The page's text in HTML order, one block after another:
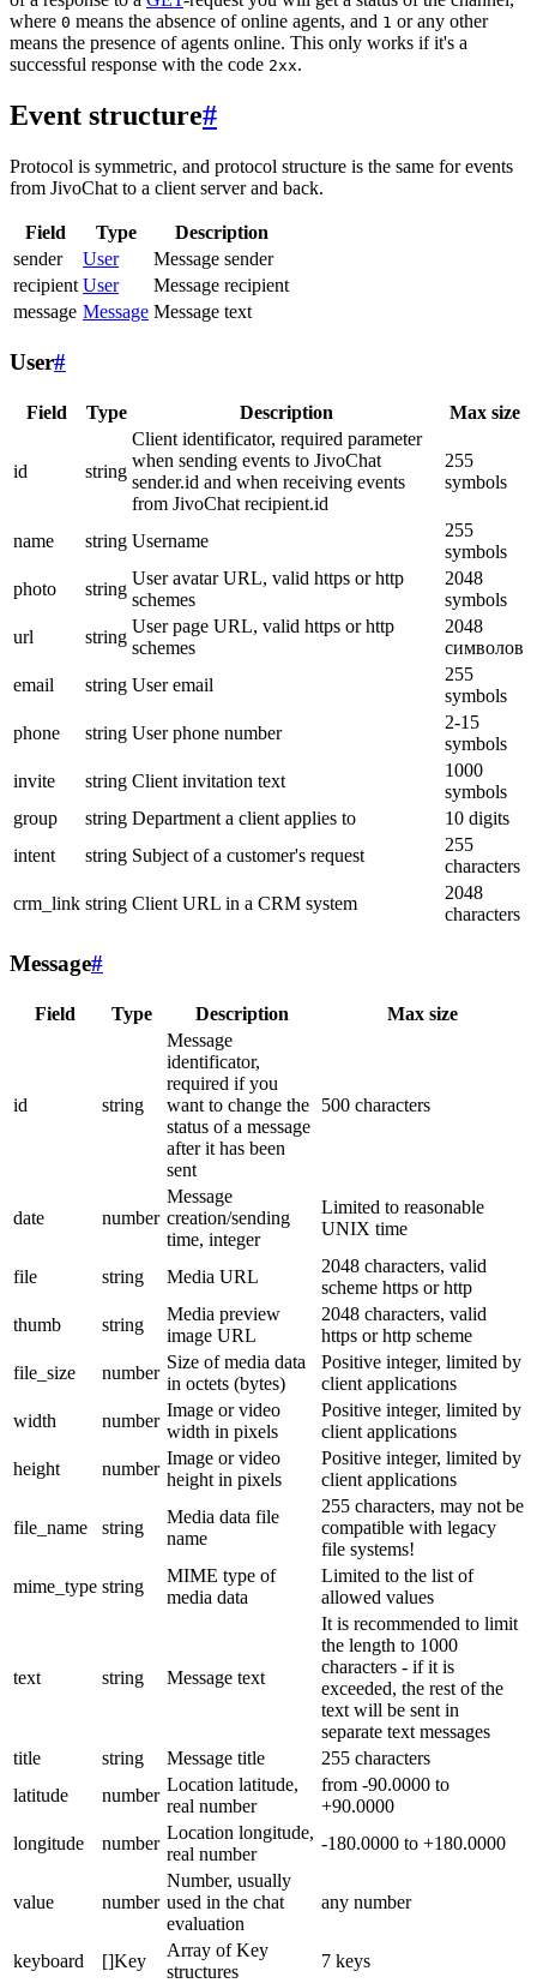
where 0 means the absence of online agents, and 1 or any other
means the presence of agents online. This only works if it's a
successful response with the code 2xx.
Event structure#
Protocol is symmetric, and protocol structure is the same for events
from JivoChat to a client server and back.
Field Type
Description
sender
User
Message sender
recipient User
Message recipient
message Message Message text
User#
Field Type Description Max size
id string
Client identificator, required parameter
when sending events to JivoChat
sender.id and when receiving events
from JivoChat recipient.id
255
symbols
name string Username
255
symbols
photo
string
User avatar URL, valid https or http
schemes
2048
symbols
url
string
User page URL, valid https or http
schemes
2048
символов
email
string User email
255
symbols
phone
string User phone number
2-15
symbols
invite
string Client invitation text
1000
symbols
group
string Department a client applies to
10 digits
intent
string Subject of a customer's request
255
characters
crm_link string Client URL in a CRM system
2048
characters
Message#
Field Type Description Max size
id string
Message
identificator,
required if you
want to change the
status of a message
after it has been
sent
500 characters
date number
Message
creation/sending
time, integer
Limited to reasonable
UNIX time
file string Media URL
2048 characters, valid
scheme https or http
thumb
string
Media preview
image URL
2048 characters, valid
https or http scheme
file_size
number
Size of media data
in octets (bytes)
Positive integer, limited by
client applications
width
number
Image or video
width in pixels
Positive integer, limited by
client applications
height
number
Image or video
height in pixels
Positive integer, limited by
client applications
file_name string
Media data file
name
255 characters, may not be
compatible with legacy
file systems!
mime_type string
MIME type of
media data
Limited to the list of
allowed values
text string Message text
It is recommended to limit
the length to 1000
characters - if it is
exceeded, the rest of the
text will be sent in
separate text messages
title
string Message title
255 characters
latitude
number
Location latitude,
real number
from -90.0000 to
+90.0000
longitude
number
Location longitude,
real number
-180.0000 to +180.0000
value number
Number, usually
used in the chat
evaluation
any number
keyboard []Key
Array of Key
structures
7 keys